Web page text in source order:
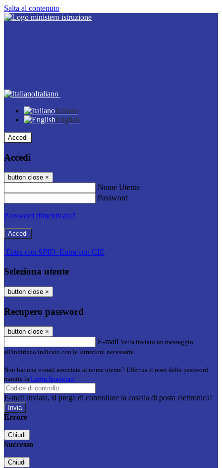
Salta al contenuto
Italiano
Italiano
English
Accedi
Accedi
button close ×
Nome Utente
Password
Password dimenticata?
-
Entra con SPID Entra con CIE
Seleziona utente
button close ×
Recupero password
button close ×
E-mail Verrà inviato un messaggio
all'indirizzo indicato con le istruzioni necessarie.
Non hai una e-mail associata al nome utente? Effettua il reset della password
tramite la Login Spaggiari
E-mail inviata, si prega di controllare la casella di posta elettronica!
Errore
Chiudi
Successo
Chiudi